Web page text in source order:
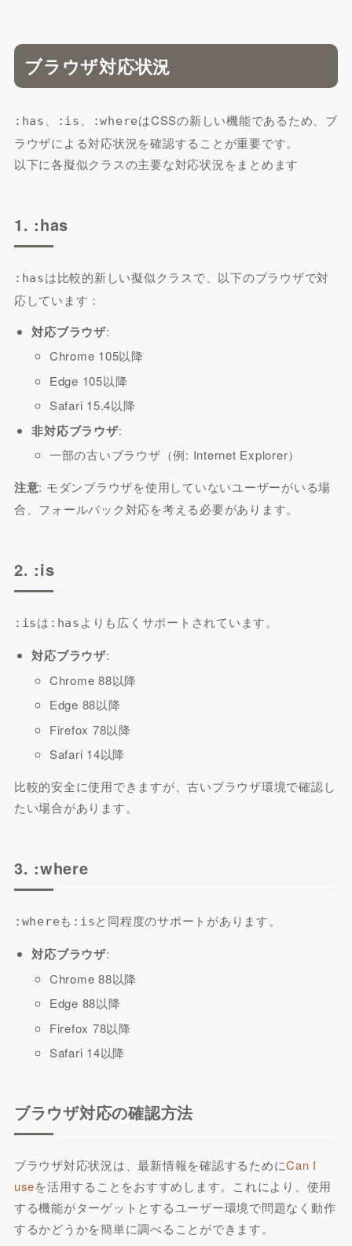
ブラウザ対応状況
:has :is :whereはCSSの新しい機能であるため、ブ
ラウザによる対応状況を確認することが重要です。
以下に各擬似クラスの主要な対応状況をまとめます
1. :has
:hasは比較的新しい擬似クラスで、以下のブラウザで対
応しています：
対応ブラウザ:
Chrome 105以降
Edge 105以降
Safari 15.4以降
非対応ブラウザ:
一部の古いブラウザ（例: Internet Explorer）
注意: モダンブラウザを使用していないユーザーがいる場
合、フォールバック対応を考える必要があります。
2. :is
:isは :has よりも広くサポートされています。
対応ブラウザ:
Chrome 88以降
Edge 88以降
Firefox 78以降
Safari 14以降
比較的安全に使用できますが、古いブラウザ環境で確認し
たい場合があります。
3. :where
:where も :isと同程度のサポートがあります。
対応ブラウザ:
Chrome 88以降
Edge 88以降
Firefox 78以降
Safari 14以降
ブラウザ対応の確認方法
ブラウザ対応状況は、最新情報を確認するためにCan I
useを活用することをおすすめします。これにより、使用
する機能がターゲットとするユーザー環境で問題なく動作
するかどうかを簡単に調べることができます。